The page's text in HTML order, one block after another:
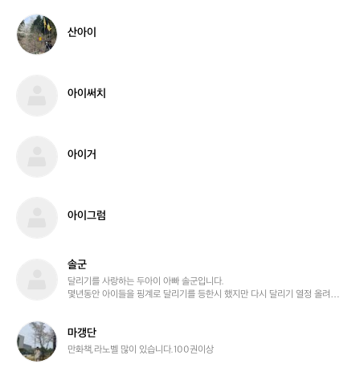
o
r
d
산
아
이
산아이
아이써치
아이거
아이그럼
솔군
달리기를 사랑하는 두아이 아빠 솔군입니다.
몇년동안 아이들을 핑계로 달리기를 등한시 했지만 다시 달리기 열정 올려보
마
갱
단
마갱단
만화책,라노벨 많이 있습니다.100권이상